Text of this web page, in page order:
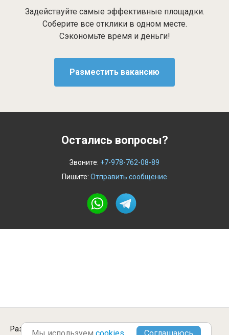
Задействуйте самые эффективные площадки.
Соберите все отклики в одном месте.
Сэкономьте время и деньги!
Остались вопросы?
Звоните: +7-978-762-08-89
Пишите: Отправить сообщение
Разместить вакансию в Бикине. Городские